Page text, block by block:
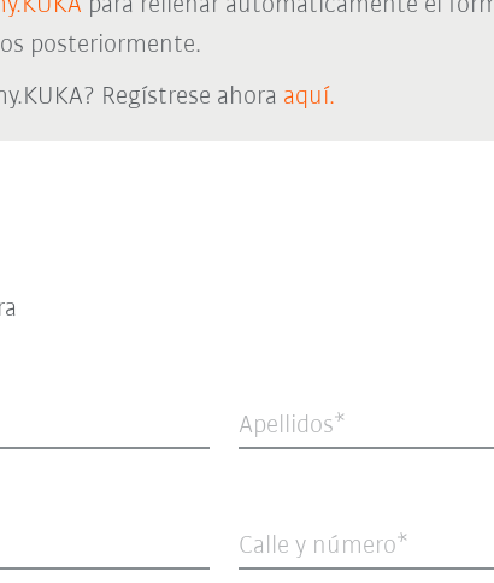
posteriormente.
Regístrese ahora aquí.
Apellidos
Calle y número